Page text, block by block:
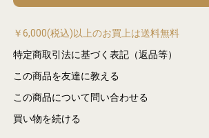
￥6,000(税込)以上のお買上は送料無料
特定商取引法に基づく表記（返品等）
この商品を友達に教える
この商品について問い合わせる
買い物を続ける